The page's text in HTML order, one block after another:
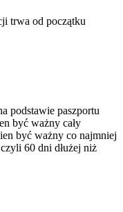
trwa od początku
podstawie paszportu
być ważny cały
być ważny co najmniej
60 dni dłużej niż